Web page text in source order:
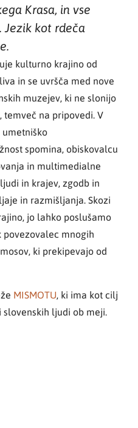
Krasa, in vse
Jezik kot rdeča
kulturno krajino od
in se uvršča med nove
muzejev, ki ne slonijo
na pripovedi. V
spomina, obiskovalcu
in multimedialne
in krajev, zgodb in
in razmišljanja. Skozi
jo lahko poslušamo
mnogih
ki prekipevajo od
MISMOTU, ki ima kot cilj
ljudi ob meji.